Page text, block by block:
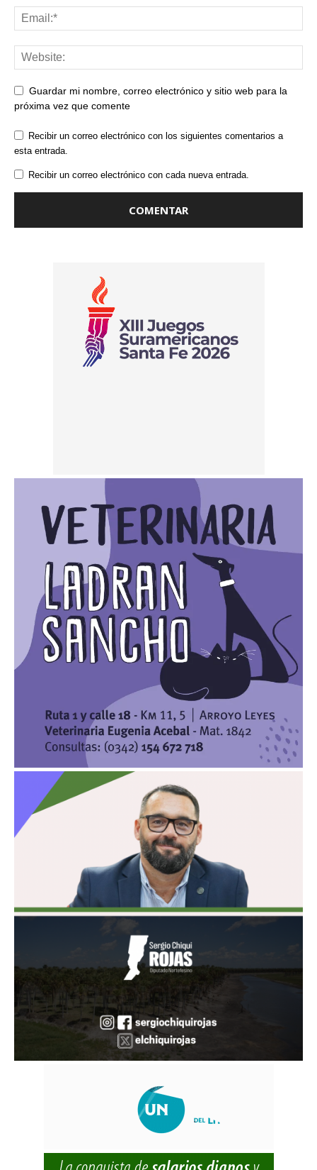
Guardar mi nombre, correo electrónico y sitio web para la
próxima vez que comente
Recibir un correo electrónico con los siguientes comentarios a
esta entrada.
Recibir un correo electrónico con cada nueva entrada.